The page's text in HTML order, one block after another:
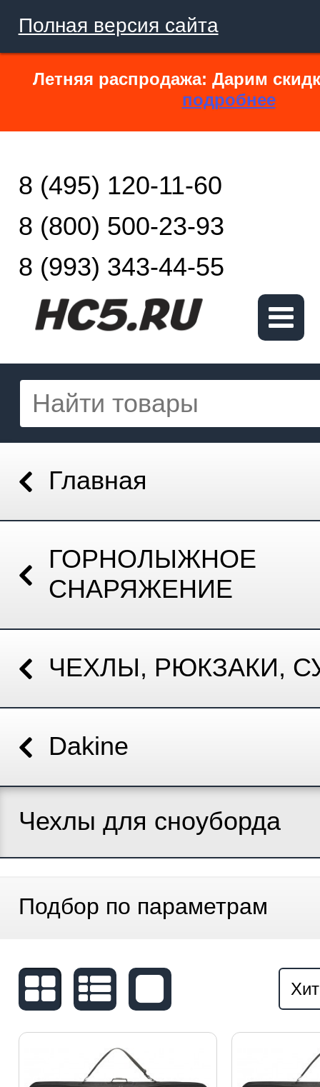
Полная версия сайта
Летняя распродажа: Дарим
подробнее
8 (495) 120-11-60
8 (800) 500-23-93
8 (993) 343-44-55
Главная
ГОРНОЛЫЖНОЕ
СНАРЯЖЕНИЕ
ЧЕХЛЫ, РЮКЗАКИ,
Dakine
Чехлы для сноуборда
Подбор по параметрам